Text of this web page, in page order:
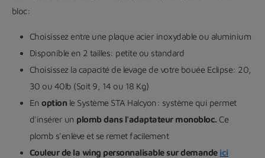
bloc:
Choisissez entre une plaque acier inoxydable ou aluminium
Disponible en 2 tailles: petite ou standard
Choisissez la capacité de levage de votre bouée Eclipse: 20,
30 ou 40lb (Soit 9, 14 ou 18 Kg)
Enoption le Système STA Halcyon: système qui permet
d'insérer un plomb dans l'adaptateur monobloc. Ce
plomb s'enlève et se remet facilement
Couleur de la wing personnalisable sur demande ici